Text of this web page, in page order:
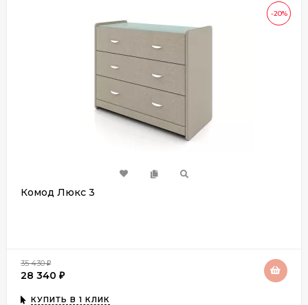
-20%
Комод Люкс 3
35 430₽
28 340 ₽
КУПИТЬ В 1 КЛИК